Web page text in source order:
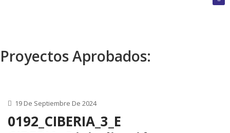
Proyectos Aprobados:
19 De Septiembre De 2024
0192_CIBERIA_3_E